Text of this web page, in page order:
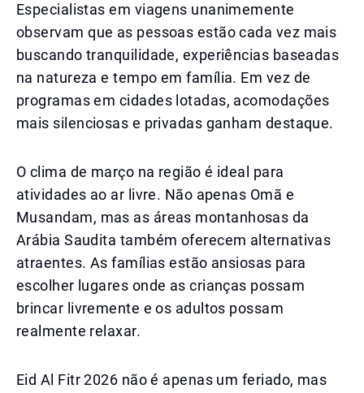
Especialistas em viagens unanimemente
observam que as pessoas estão cada vez mais
buscando tranquilidade, experiências baseadas
na natureza e tempo em família. Em vez de
programas em cidades lotadas, acomodações
mais silenciosas e privadas ganham destaque.
O clima de março na região é ideal para
atividades ao ar livre. Não apenas Omã e
Musandam, mas as áreas montanhosas da
Arábia Saudita também oferecem alternativas
atraentes. As famílias estão ansiosas para
escolher lugares onde as crianças possam
brincar livremente e os adultos possam
realmente relaxar.
Eid Al Fitr 2026 não é apenas um feriado, mas